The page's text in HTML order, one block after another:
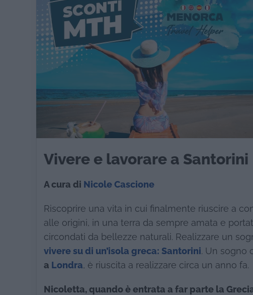
Vivere e lavorare a Santorini
A cura di Nicole Cascione
Riscoprire una vita in cui finalmente riuscire a
alle origini, in una terra da sempre amata e
circondati da bellezze naturali. Realizzare un
vivere su di un’isola greca: Santorini. Un sogno
a Londra, è riuscita a realizzare circa un anno fa.
Nicoletta, quando è entrata a far parte la